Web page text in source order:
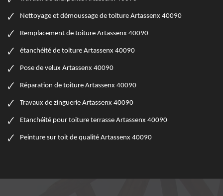
Nettoyage et démoussage de toiture Artassenx 40090
Remplacement de toiture Artassenx 40090
étanchéité de toiture Artassenx 40090
Pose de velux Artassenx 40090
Réparation de toiture Artassenx 40090
Travaux de zinguerie Artassenx 40090
Etanchéité pour toiture terrasse Artassenx 40090
Peinture sur toit de qualité Artassenx 40090